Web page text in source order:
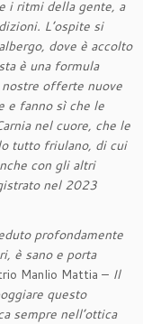
i ritmi della gente, a
L’ospite si
dove è accolto
è una formula
offerte nuove
e fanno sì che le
nel cuore, che le
tutto friulano, di cui
con gli altri
nel 2023
profondamente
è sano e porta
Manlio Mattia – Il
questo
sempre nell’ottica